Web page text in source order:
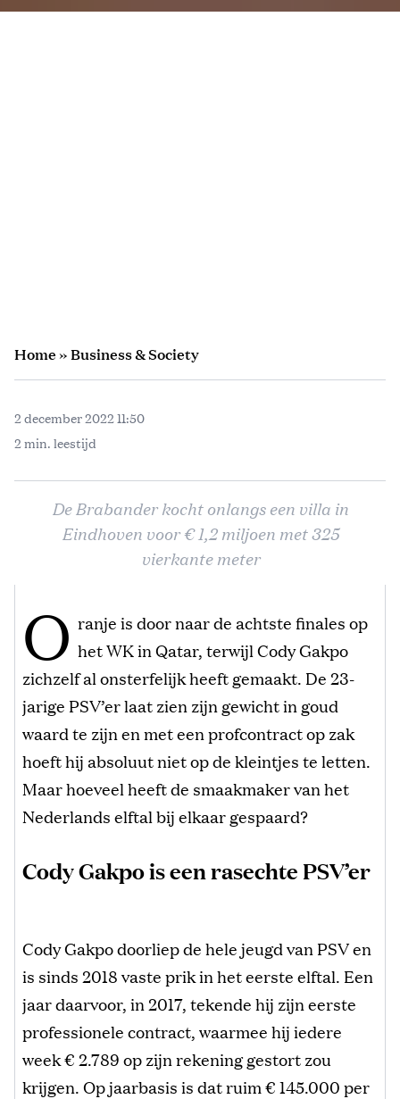
Home»Business & Society
2 december 2022 11:50
2 min. leestijd
De Brabander kocht onlangs een villa in
Eindhoven voor € 1,2 miljoen met 325
vierkante meter
O ranje is door naar de achtste finales op
het WK in Qatar, terwijl Cody Gakpo
zichzelf al onsterfelijk heeft gemaakt. De 23-
jarige PSV’er laat zien zijn gewicht in goud
waard te zijn en met een profcontract op zak
hoeft hij absoluut niet op de kleintjes te letten.
Maar hoeveel heeft de smaakmaker van het
Nederlands elftal bij elkaar gespaard?
Cody Gakpo is een rasechte PSV’er
Cody Gakpo doorliep de hele jeugd van PSV en
is sinds 2018 vaste prik in het eerste elftal. Een
jaar daarvoor, in 2017, tekende hij zijn eerste
professionele contract, waarmee hij iedere
week € 2.789 op zijn rekening gestort zou
krijgen. Op jaarbasis is dat ruim € 145.000 per